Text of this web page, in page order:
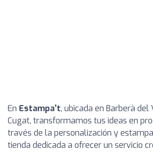
En Estampa't, ubicada en Barberà
Cugat, transformamos tus ideas en
través de la personalización y
tienda dedicada a ofrecer un servicio